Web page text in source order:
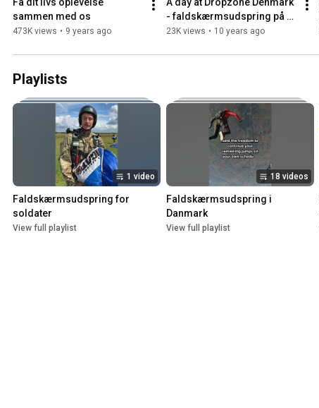
sammen med os
473K views • 9 years ago
- faldskærmsudspring på
Dropzone Denmark
23K views • 10 years ago
Playlists
1 video
Faldskærmsudspring for
soldater
View full playlist
18 videos
Faldskærmsudspring i
Danmark
View full playlist